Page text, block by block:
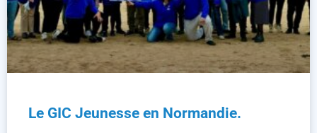
Le GIC Jeunesse en Normandie.